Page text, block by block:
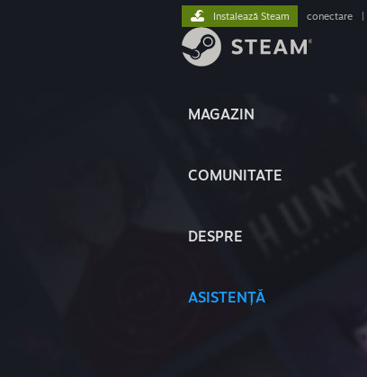
MAGAZIN
COMUNITATE
DESPRE
ASISTENȚĂ
Instalează Steam conectare